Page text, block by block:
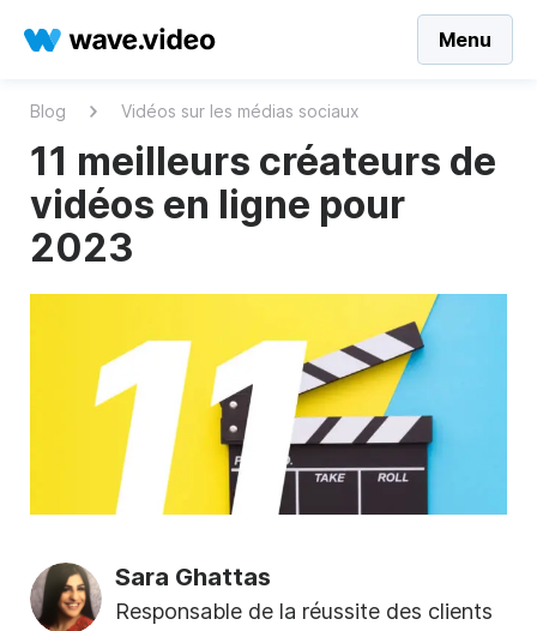
Menu
Blog Vidéos sur les médias sociaux
11 meilleurs créateurs de
vidéos en ligne pour
2023
Sara Ghattas
Responsable de la réussite des clients